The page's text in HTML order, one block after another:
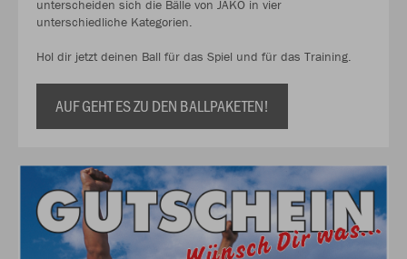
unterscheiden sich die Bälle von JAKO in vier
unterschiedliche Kategorien.
Hol dir jetzt deinen Ball für das Spiel und für das Training.
AUF GEHT ES ZU DEN BALLPAKETEN!